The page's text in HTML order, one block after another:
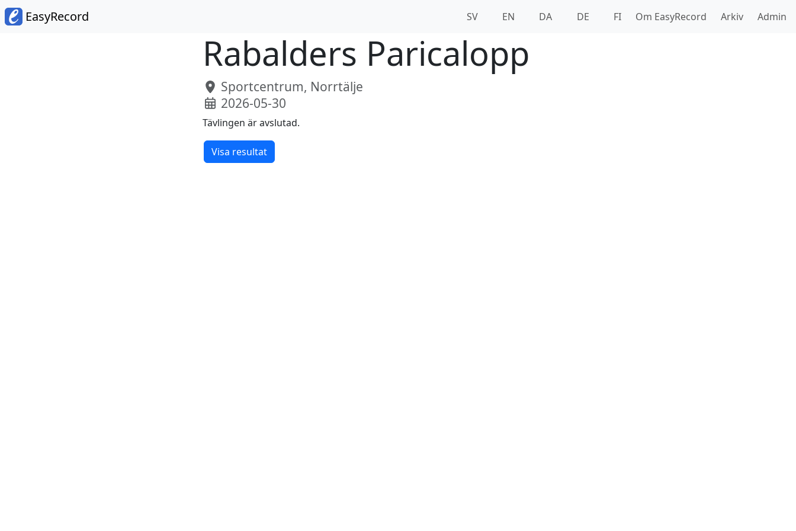
EasyRecord SV EN DA DE FI Om EasyRecord Arkiv Admin
Rabalders Paricalopp
Sportcentrum, Norrtälje
2026-05-30
Tävlingen är avslutad.
Visa resultat